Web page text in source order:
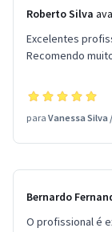
Roberto Silva
Excelentes
Recomendo
para Vanessa Silva /
Bernardo
O profissional é